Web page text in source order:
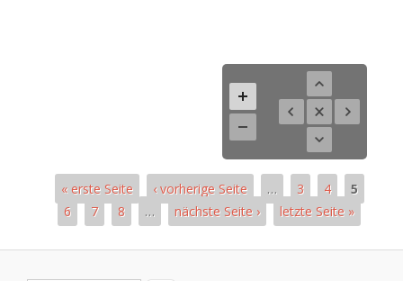
« erste Seite ‹ vorherige Seite … 3 4
5
6
7 8 … nächste Seite › letzte Seite »